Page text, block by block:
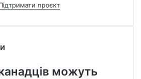
проєкт
можуть